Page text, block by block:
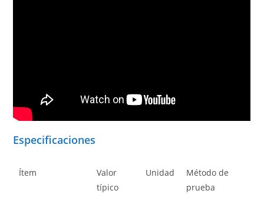
Especificaciones
Ítem
Valor
típico
Unidad
Método de
prueba